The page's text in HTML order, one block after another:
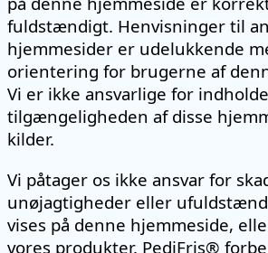
fuldstændigt. Henvisninger til
hjemmesider er udelukkende
orientering for brugerne af
Vi er ikke ansvarlige for
tilgængeligheden af disse
kilder.
Vi påtager os ikke ansvar for
unøjagtigheder eller
vises på denne hjemmeside,
vores produkter. PediFris®